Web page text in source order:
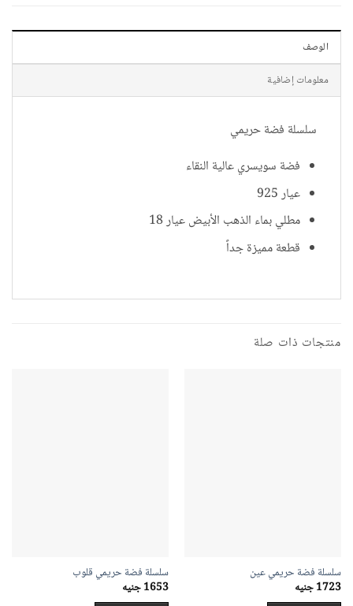
الوصف
معلومات إضافية
سلسلة فضة حريمي
فضة سويسري عالية النقاء
عيار 925
مطلي بماء الذهب الأبيض عيار 18
قطعة مميزة جداً
منتجات ذات صلة
سلسلة فضة حريمي عين
1723جنيه
سلسلة فضة حريمي قلوب
1653جنيه